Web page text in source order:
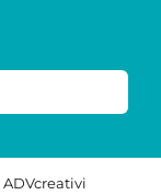
ADVcreativi